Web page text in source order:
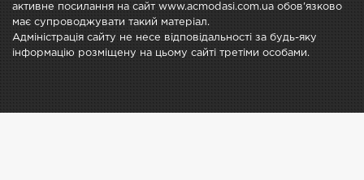
активне посилання на сайт www.acmodasi.com.ua обов'язково
має супроводжувати такий матеріал.
Адміністрація сайту не несе відповідальності за будь-яку
інформацію розміщену на цьому сайті третіми особами.